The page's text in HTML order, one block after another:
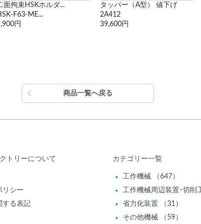
ッパー（A型） 値下げ
円
【値下げ】コレットホルダ
A63-CTH25-105
6,600円
商品一覧へ戻る
トリーについて
リシー
する表記
カテゴリー一覧
工作機械 （647）
工作機械周辺装置･切削
省力化装置 （31）
その他機械 （59）